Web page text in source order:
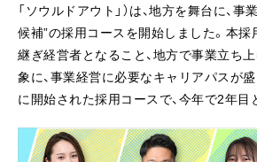
「ソウルドアウト」）は、地方を舞台に、
候補”の採用コースを開始しました。本採
継ぎ経営者となること、地方で事業立ち
象に、事業経営に必要なキャリアパスが
に開始された採用コースで、今年で2年目